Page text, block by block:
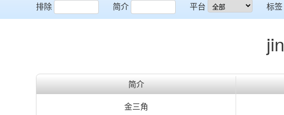
排除
简介
平台
标签
简介
金三角